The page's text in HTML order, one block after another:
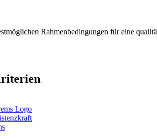
Rahmenbedingungen für eine